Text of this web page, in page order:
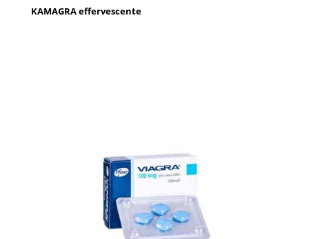
KAMAGRA effervescente